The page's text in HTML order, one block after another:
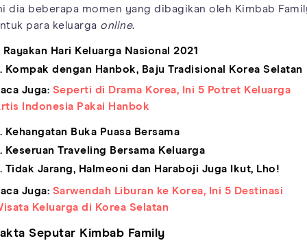
dia beberapa momen yang dibagikan oleh Kimbab
para keluarga online.
Rayakan Hari Keluarga Nasional 2021
Kompak dengan Hanbok, Baju Tradisional Korea Selatan
Juga: Seperti di Drama Korea, Ini 5 Potret Keluarga
Indonesia Pakai Hanbok
Kehangatan Buka Puasa Bersama
Keseruan Traveling Bersama Keluarga
Tidak Jarang, Halmeoni dan Haraboji Juga Ikut, Lho!
Juga: Sarwendah Liburan ke Korea, Ini 5 Destinasi
Keluarga di Korea Selatan
Seputar Kimbab Family